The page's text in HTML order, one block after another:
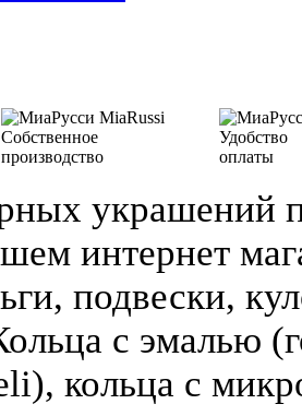
Собственное
производство
Удобство
оплаты
украшений
интернет
подвески,
с эмалью
кольца с